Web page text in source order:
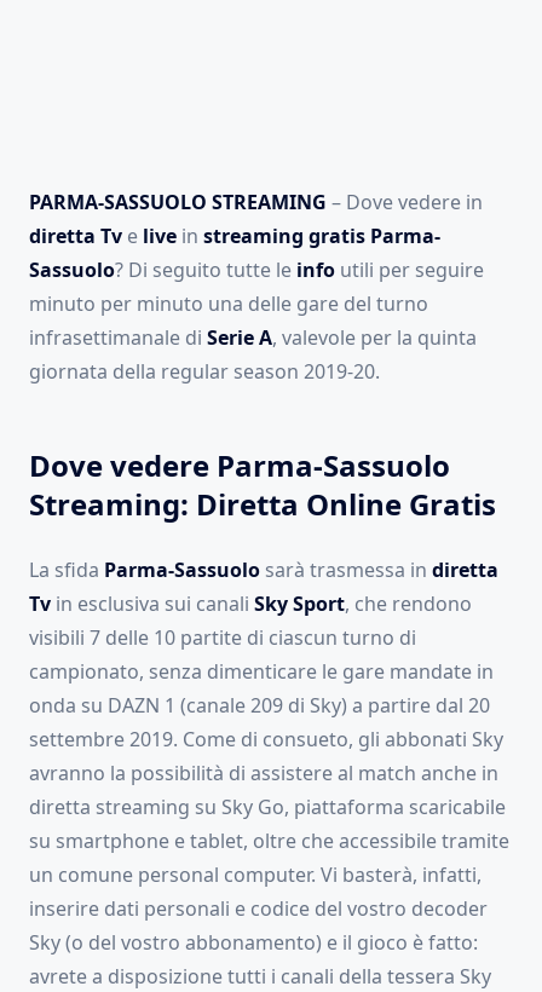
PARMA-SASSUOLO STREAMING – Dove vedere in
diretta Tv e live in streaming gratis Parma-
Sassuolo? Di seguito tutte le info utili per seguire
minuto per minuto una delle gare del turno
infrasettimanale di Serie A, valevole per la quinta
giornata della regular season 2019-20.
Dove vedere Parma-Sassuolo
Streaming: Diretta Online Gratis
La sfida Parma-Sassuolo sarà trasmessa in diretta
Tv in esclusiva sui canali Sky Sport, che rendono
visibili 7 delle 10 partite di ciascun turno di
campionato, senza dimenticare le gare mandate in
onda su DAZN 1 (canale 209 di Sky) a partire dal 20
settembre 2019. Come di consueto, gli abbonati Sky
avranno la possibilità di assistere al match anche in
diretta streaming su Sky Go, piattaforma scaricabile
su smartphone e tablet, oltre che accessibile tramite
un comune personal computer. Vi basterà, infatti,
inserire dati personali e codice del vostro decoder
Sky (o del vostro abbonamento) e il gioco è fatto:
avrete a disposizione tutti i canali della tessera Sky